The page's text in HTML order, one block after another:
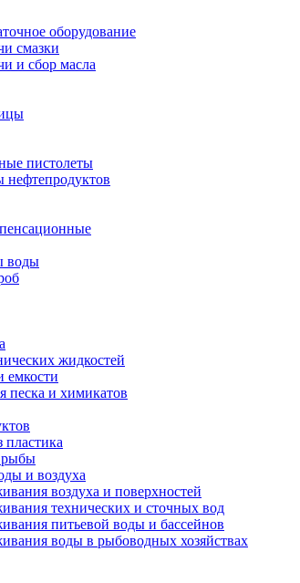
оборудование
смазки
и сбор масла
пистолеты
нефтепродуктов
воды
жидкостей
емкости
песка и химикатов
пластика
рыбы
и воздуха
воздуха и поверхностей
технических и сточных вод
питьевой воды и бассейнов
воды в рыбоводных хозяйствах